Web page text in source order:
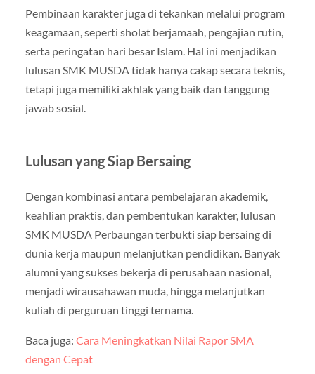
Pembinaan karakter juga di tekankan melalui program
keagamaan, seperti sholat berjamaah, pengajian rutin,
serta peringatan hari besar Islam. Hal ini menjadikan
lulusan SMK MUSDA tidak hanya cakap secara teknis,
tetapi juga memiliki akhlak yang baik dan tanggung
jawab sosial.
Lulusan yang Siap Bersaing
Dengan kombinasi antara pembelajaran akademik,
keahlian praktis, dan pembentukan karakter, lulusan
SMK MUSDA Perbaungan terbukti siap bersaing di
dunia kerja maupun melanjutkan pendidikan. Banyak
alumni yang sukses bekerja di perusahaan nasional,
menjadi wirausahawan muda, hingga melanjutkan
kuliah di perguruan tinggi ternama.
Baca juga: Cara Meningkatkan Nilai Rapor SMA
dengan Cepat